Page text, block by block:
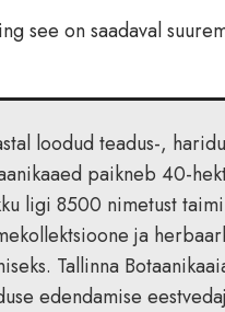
see on saadaval
loodud teadus-,
paikneb 40-
ligi 8500 nimetust
ja
Tallinna
edendamise